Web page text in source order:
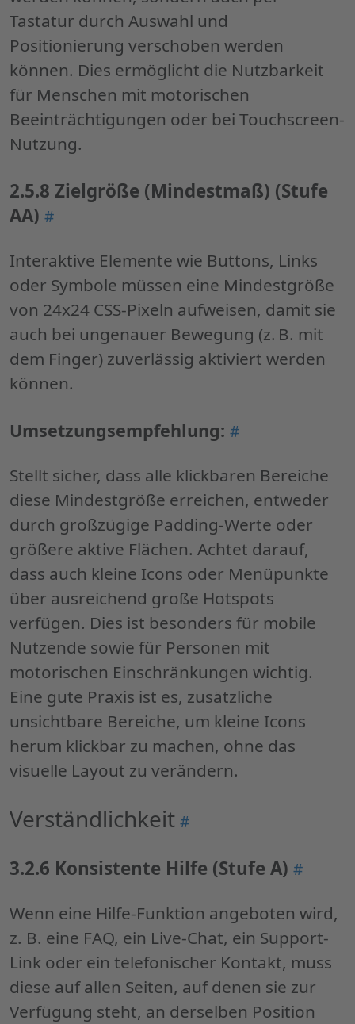
Tastatur durch Auswahl und
Positionierung verschoben werden
können. Dies ermöglicht die Nutzbarkeit
für Menschen mit motorischen
Beeinträchtigungen oder bei Touchscreen-
Nutzung.
2.5.8 Zielgröße (Mindestmaß) (Stufe
AA) Permalink
Zielgröße
(Mindestmaß)
(Stufe
AA)"
#
Interaktive Elemente wie Buttons, Links
oder Symbole müssen eine Mindestgröße
von 24x24 CSS-Pixeln aufweisen, damit sie
auch bei ungenauer Bewegung (z. B. mit
dem Finger) zuverlässig aktiviert werden
können.
Umsetzungsempfehlung: Permalink
#
Stellt sicher, dass alle klickbaren Bereiche
diese Mindestgröße erreichen, entweder
durch großzügige Padding-Werte oder
größere aktive Flächen. Achtet darauf,
dass auch kleine Icons oder Menüpunkte
über ausreichend große Hotspots
verfügen. Dies ist besonders für mobile
Nutzende sowie für Personen mit
motorischen Einschränkungen wichtig.
Eine gute Praxis ist es, zusätzliche
unsichtbare Bereiche, um kleine Icons
herum klickbar zu machen, ohne das
visuelle Layout zu verändern.
Verständlichkeit Permalink
#
3.2.6 Konsistente Hilfe (Stufe A)
Hilfe
(Stufe
#
Wenn eine Hilfe-Funktion angeboten wird,
z. B. eine FAQ, ein Live-Chat, ein Support-
Link oder ein telefonischer Kontakt, muss
diese auf allen Seiten, auf denen sie zur
Verfügung steht, an derselben Position